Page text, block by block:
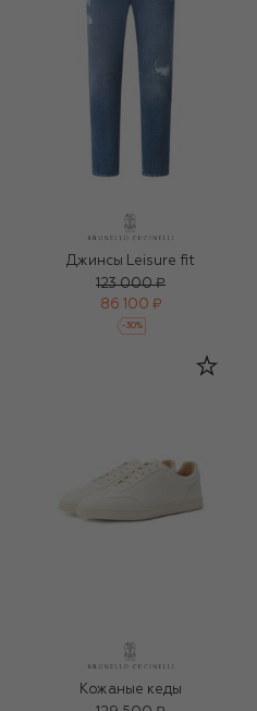
Джинсы Leisure fit
123 000 ₽
86 100 ₽
-30%
Кожаные кеды